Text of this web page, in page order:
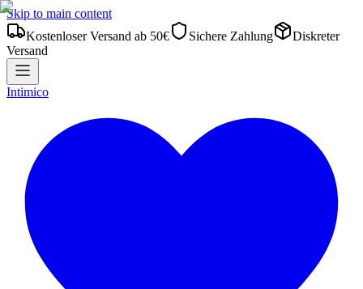
Skip to main content
Kostenloser Versand ab 50€
Sichere Zahlung
Diskreter
Versand
Intimico